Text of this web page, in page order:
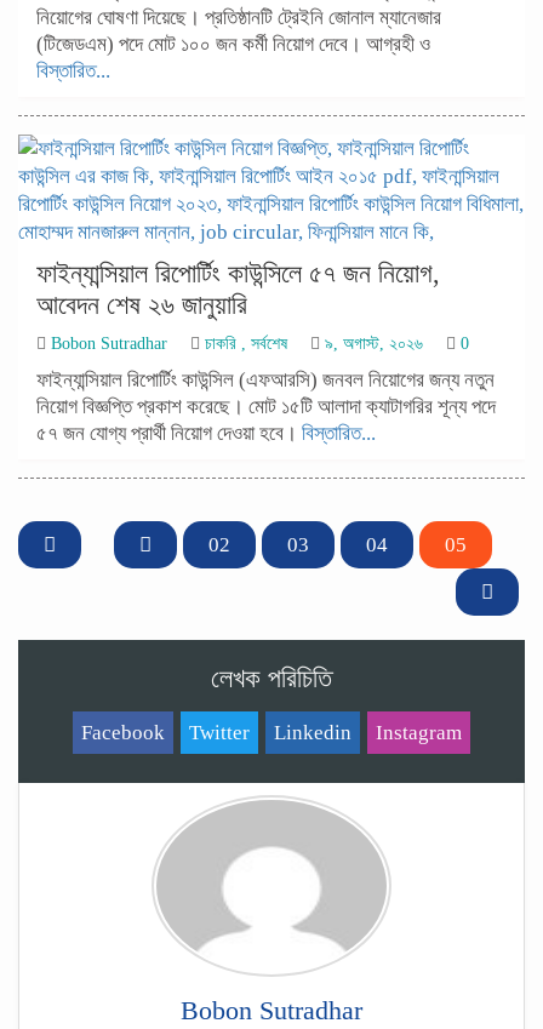
নিয়োগের ঘোষণা দিয়েছে। প্রতিষ্ঠানটি ট্রেইনি জোনাল ম্যানেজার
(টিজেডএম) পদে মোট ১০০ জন কর্মী নিয়োগ দেবে। আগ্রহী ও
বিস্তারিত...
ফাইন্যান্সিয়াল রিপোর্টিং কাউন্সিলে ৫৭ জন নিয়োগ,
আবেদন শেষ ২৬ জানুয়ারি
Bobon Sutradhar চাকরি সর্বশেষ ৯, অগাস্ট, ২০২৬ 0
ফাইন্যান্সিয়াল রিপোর্টিং কাউন্সিল (এফআরসি) জনবল নিয়োগের জন্য নতুন
নিয়োগ বিজ্ঞপ্তি প্রকাশ করেছে। মোট ১৫টি আলাদা ক্যাটাগরির শূন্য পদে
৫৭ জন যোগ্য প্রার্থী নিয়োগ দেওয়া হবে। বিস্তারিত...
02 03 04 05
লেখক পরিচিতি
Facebook Twitter Linkedin Instagram
Bobon Sutradhar